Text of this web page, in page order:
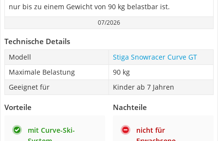
nur bis zu einem Gewicht von 90 kg belastbar ist.
07/2026
Technische Details
Modell
Stiga Snowracer Curve GT
Maximale Belastung
90 kg
Geeignet für
Kinder ab 7 Jahren
Vorteile
mit Curve-Ski-
Nachteile
nicht für